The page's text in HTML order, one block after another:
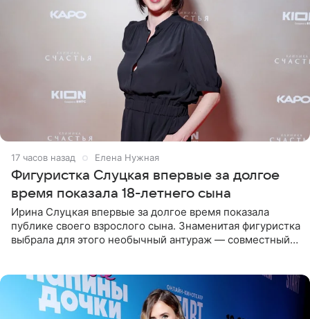
17 часов назад Елена Нужная
Фигуристка Слуцкая впервые за долгое
время показала 18-летнего сына
Ирина Слуцкая впервые за долгое время показала
публике своего взрослого сына. Знаменитая фигуристка
выбрала для этого необычный антураж — совместный